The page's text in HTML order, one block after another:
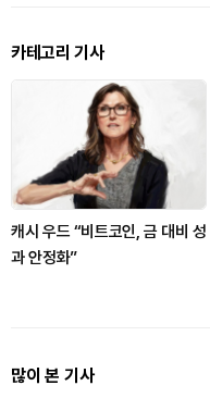
카테고리 기사
캐시 우드 “비트코인, 금 대비 성
과 안정화”
많이 본 기사